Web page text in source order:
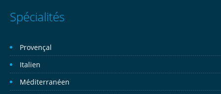
Spécialités
Provençal
Italien
Méditerranéen